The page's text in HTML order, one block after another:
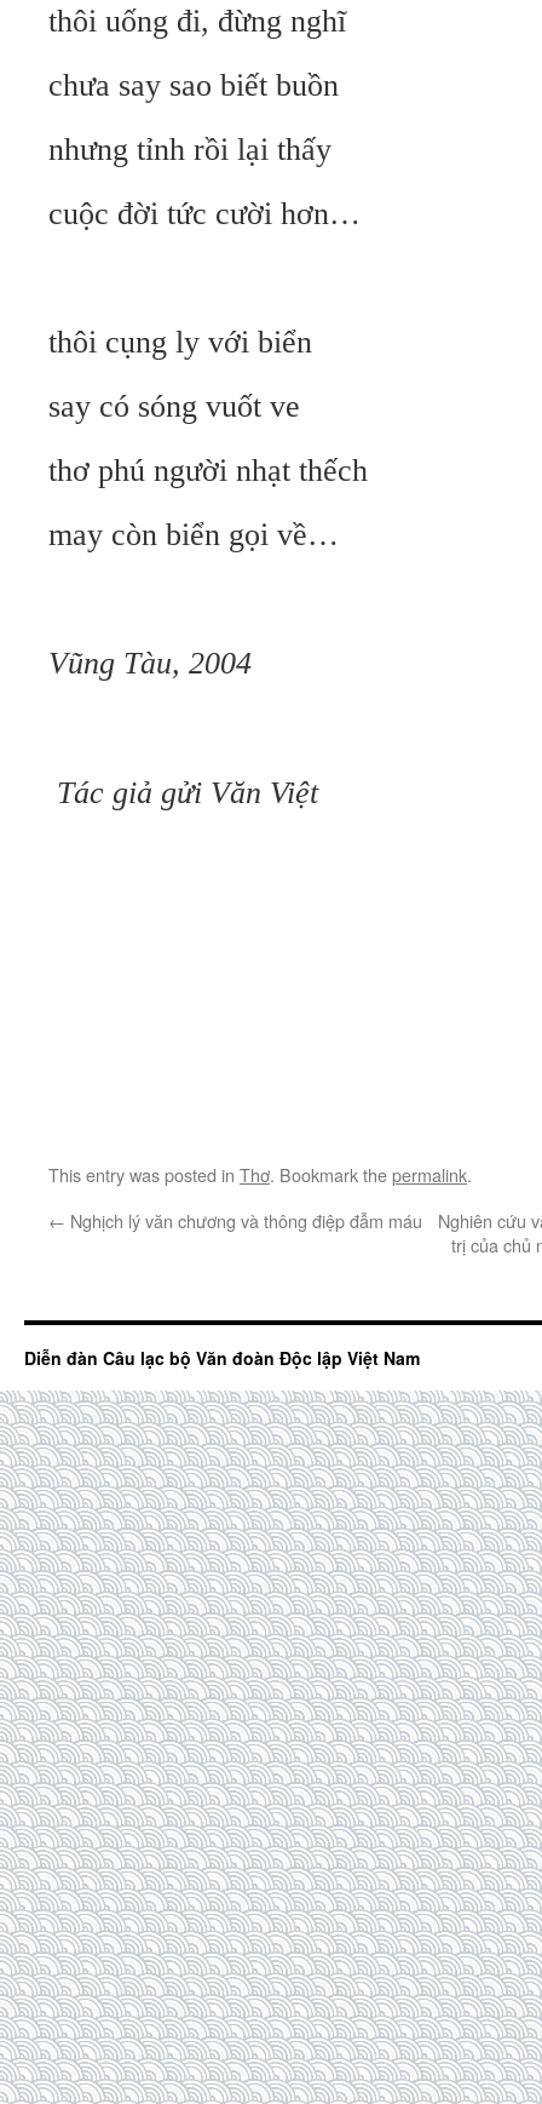
thôi uống đi, đừng nghĩ
chưa say sao biết buồn
nhưng tỉnh rồi lại thấy
cuộc đời tức cười hơn…
thôi cụng ly với biển
say có sóng vuốt ve
thơ phú người nhạt thếch
may còn biển gọi về…
Vũng Tàu, 2004
Tác giả gửi Văn Việt
This entry was posted in Thơ. Bookmark thepermalink.
← Nghịch lý văn chương và thông điệp đẫm máu
Nghiên cứu
trị của chủ
Diễn đàn Câu lạc bộ Văn đoàn Độc lập Việt Nam